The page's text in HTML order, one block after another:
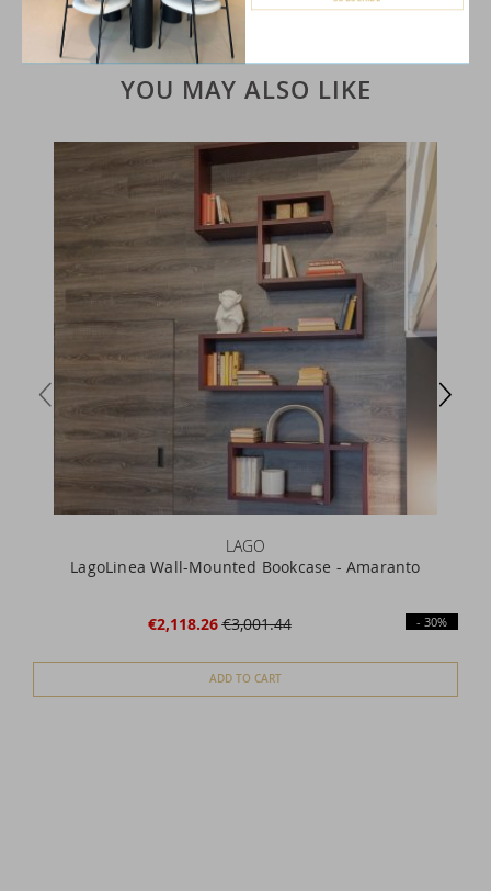
Newsletter:
YOU MAY ALSO LIKE
LAGO
LagoLinea Wall-Mounted Bookcase - Amaranto
€2,118.26 €3,001.44 - 30%
ADD TO CART